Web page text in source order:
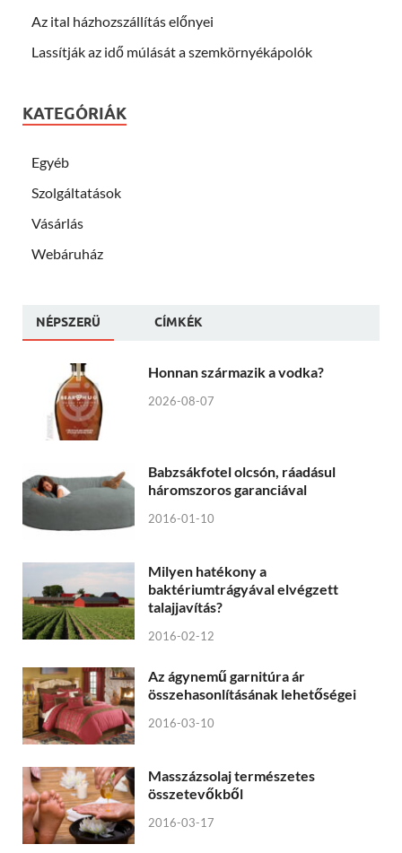
Az ital házhozszállítás előnyei
Lassítják az idő múlását a szemkörnyékápolók
KATEGÓRIÁK
Egyéb
Szolgáltatások
Vásárlás
Webáruház
NÉPSZERÜ CÍMKÉK
Honnan származik a vodka?
2026-08-07
Babzsákfotel olcsón, ráadásul
háromszoros garanciával
2016-01-10
Milyen hatékony a
baktériumtrágyával elvégzett
talajjavítás?
2016-02-12
Az ágynemű garnitúra ár
összehasonlításának lehetőségei
2016-03-10
Masszázsolaj természetes
összetevőkből
2016-03-17